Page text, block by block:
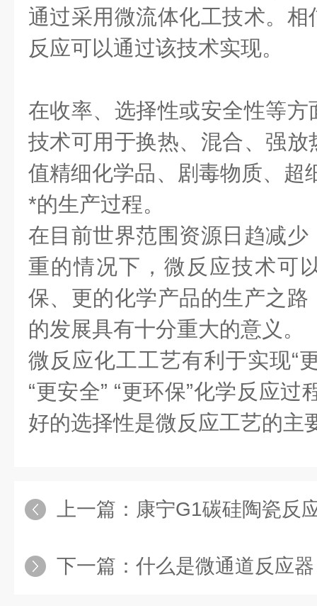
通过采用微流体化工技术。
反应可以通过该技术实现。
在收率、选择性或安全性等
技术可用于换热、混合、强
值精细化学品、剧毒物质、超
*的生产过程。
在目前世界范围资源日趋减
重的情况下，微反应技术可
保、更的化学产品的生产之
的发展具有十分重大的意义。
微反应化工工艺有利于实现“
“更安全” “更环保”化学反应
好的选择性是微反应工艺的主
上一篇： 康宁G1碳硅陶瓷反
下一篇： 什么是微通道反应